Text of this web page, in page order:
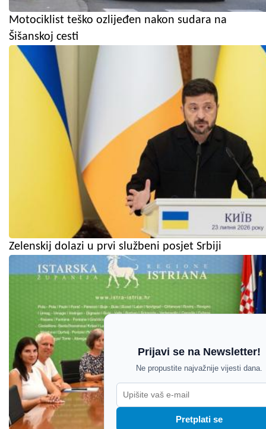
Motociklist teško ozlijeđen nakon sudara na
Šišanskoj cesti
Zelenskij dolazi u prvi službeni posjet Srbiji
Prijavi se na Newsletter!
Ne propustite najvažnije vijesti dana.
Pretplati se